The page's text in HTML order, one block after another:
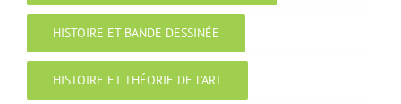
HISTOIRE ET BANDE DESSINÉE
HISTOIRE ET THÉORIE DE L’ART